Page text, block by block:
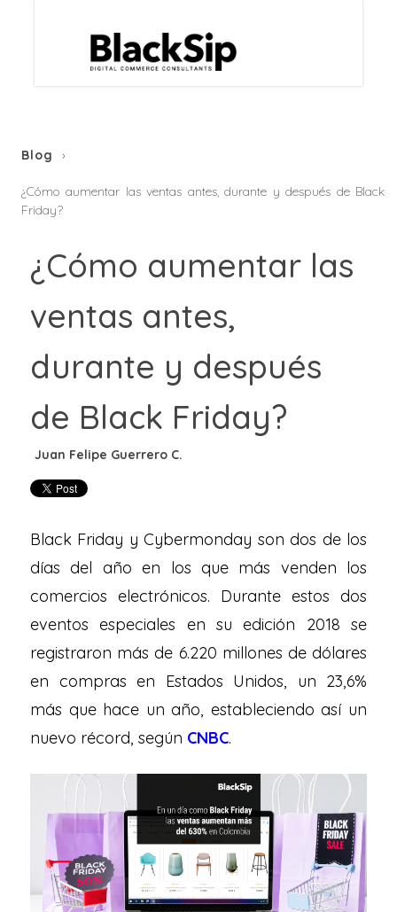
Blog
¿Cómo aumentar las ventas antes, durante y después de Black
Friday?
¿Cómo aumentar las
ventas antes,
durante y después
de Black Friday?
Black Friday y Cybermonday son dos de los
días del año en los que más venden los
comercios electrónicos. Durante estos dos
eventos especiales en su edición 2018 se
registraron más de 6.220 millones de dólares
en compras en Estados Unidos, un 23,6%
más que hace un año, estableciendo así un
nuevo récord, según CNBC.